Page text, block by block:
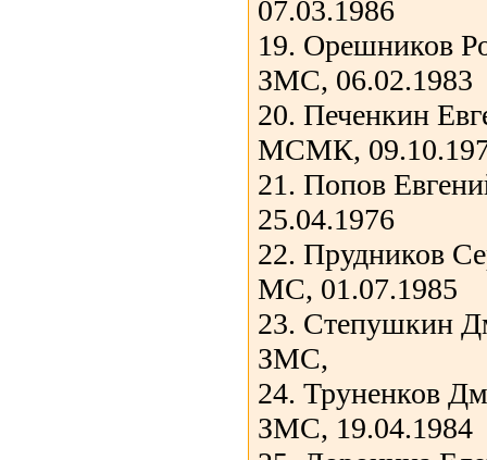
07.03.1986
19. Орешников
ЗМС, 06.02.1983
20. Печенкин
МСМК,
21. Попов
25.04.1976
22. Прудников
МС, 01.07.1985
23. Степушкин
ЗМС,
24. Труненков
ЗМС, 19.04.1984